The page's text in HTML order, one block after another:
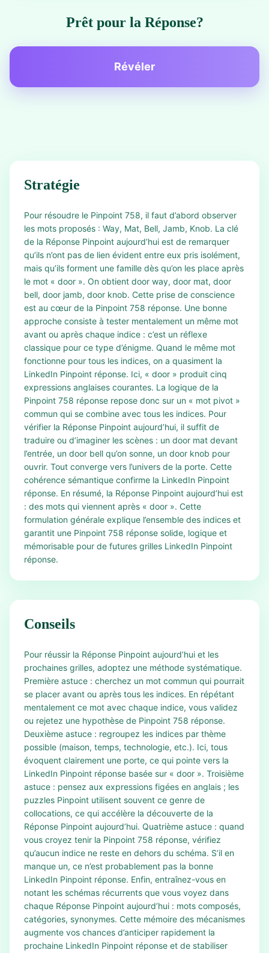
Prêt pour la Réponse?
Révéler
Stratégie
Pour résoudre le Pinpoint 758, il faut d’abord observer
les mots proposés : Way, Mat, Bell, Jamb, Knob. La clé
de la Réponse Pinpoint aujourd’hui est de remarquer
qu’ils n’ont pas de lien évident entre eux pris isolément,
mais qu’ils forment une famille dès qu’on les place après
le mot « door ». On obtient door way, door mat, door
bell, door jamb, door knob. Cette prise de conscience
est au cœur de la Pinpoint 758 réponse. Une bonne
approche consiste à tester mentalement un même mot
avant ou après chaque indice : c’est un réflexe
classique pour ce type d’énigme. Quand le même mot
fonctionne pour tous les indices, on a quasiment la
LinkedIn Pinpoint réponse. Ici, « door » produit cinq
expressions anglaises courantes. La logique de la
Pinpoint 758 réponse repose donc sur un « mot pivot »
commun qui se combine avec tous les indices. Pour
vérifier la Réponse Pinpoint aujourd’hui, il suffit de
traduire ou d’imaginer les scènes : un door mat devant
l’entrée, un door bell qu’on sonne, un door knob pour
ouvrir. Tout converge vers l’univers de la porte. Cette
cohérence sémantique confirme la LinkedIn Pinpoint
réponse. En résumé, la Réponse Pinpoint aujourd’hui est
: des mots qui viennent après « door ». Cette
formulation générale explique l’ensemble des indices et
garantit une Pinpoint 758 réponse solide, logique et
mémorisable pour de futures grilles LinkedIn Pinpoint
réponse.
Conseils
Pour réussir la Réponse Pinpoint aujourd’hui et les
prochaines grilles, adoptez une méthode systématique.
Première astuce : cherchez un mot commun qui pourrait
se placer avant ou après tous les indices. En répétant
mentalement ce mot avec chaque indice, vous validez
ou rejetez une hypothèse de Pinpoint 758 réponse.
Deuxième astuce : regroupez les indices par thème
possible (maison, temps, technologie, etc.). Ici, tous
évoquent clairement une porte, ce qui pointe vers la
LinkedIn Pinpoint réponse basée sur « door ». Troisième
astuce : pensez aux expressions figées en anglais ; les
puzzles Pinpoint utilisent souvent ce genre de
collocations, ce qui accélère la découverte de la
Réponse Pinpoint aujourd’hui. Quatrième astuce : quand
vous croyez tenir la Pinpoint 758 réponse, vérifiez
qu’aucun indice ne reste en dehors du schéma. S’il en
manque un, ce n’est probablement pas la bonne
LinkedIn Pinpoint réponse. Enfin, entraînez-vous en
notant les schémas récurrents que vous voyez dans
chaque Réponse Pinpoint aujourd’hui : mots composés,
catégories, synonymes. Cette mémoire des mécanismes
augmente vos chances d’anticiper rapidement la
prochaine LinkedIn Pinpoint réponse et de stabiliser